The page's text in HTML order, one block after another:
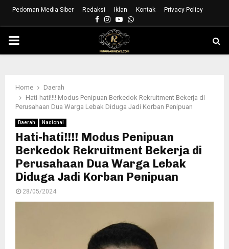
Pedoman Media Siber Redaksi Iklan Kontak Privacy Policy
Facebook
Instagram
YoutubeWhatsapp
PRIMARY
Home
Daerah
Hati-hati!!!! Modus Penipuan Berkedok Rekruitment Bekerja di
Perusahaan Dua Warga Lebak Diduga Jadi Korban Penipuan
Daerah Nasional
Hati-hati!!!! Modus Penipuan
Berkedok Rekruitment Bekerja di
Perusahaan Dua Warga Lebak
Diduga Jadi Korban Penipuan
28/05/2024